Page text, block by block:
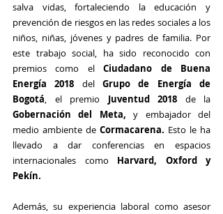
salva vidas, fortaleciendo la educación y
prevención de riesgos en las redes sociales a los
niños, niñas, jóvenes y padres de familia. Por
este trabajo social, ha sido reconocido con
premios como el Ciudadano de Buena
Energía 2018 del Grupo de Energía de
Bogotá, el premio Juventud 2018
Gobernación del Meta, y embajador del
medio ambiente de Cormacarena. Esto le ha
llevado a dar conferencias en espacios
internacionales como Harvard, Oxford y
Pekín.
Además, su experiencia laboral como asesor